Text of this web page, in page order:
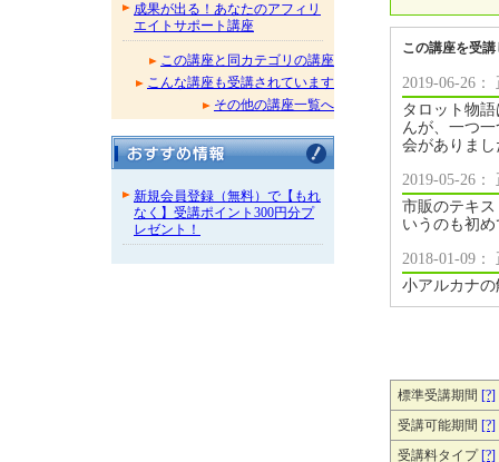
成果が出る！あなたのアフィリ
エイトサポート講座
この講座と同カテゴリの講座
こんな講座も受講されています
その他の講座一覧へ
新規会員登録（無料）で【もれ
なく】受講ポイント300円分プ
レゼント！
この講座を受
2019-06-26
タロット物
んが、一つ
会がありま
2019-05-26
市販のテキ
いうのも初
2018-01-09
小アルカナ
標準受講期間 [?]
受講可能期間 [?]
受講料タイプ[?]